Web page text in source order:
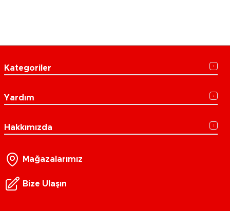
Kategoriler
Yardım
Hakkımızda
Mağazalarımız
Bize Ulaşın